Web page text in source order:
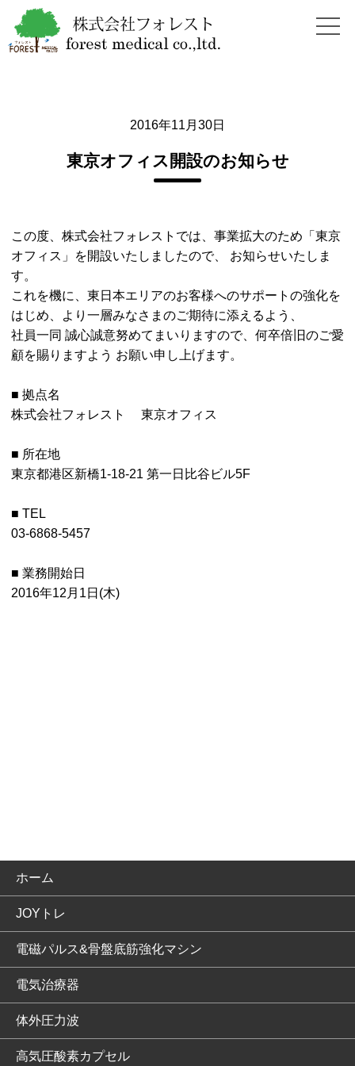
2016年11月30日
東京オフィス開設のお知らせ
この度、株式会社フォレストでは、事業拡大のため「東京
オフィス」を開設いたしましたので、 お知らせいたしま
す。
これを機に、東日本エリアのお客様へのサポートの強化を
はじめ、より一層みなさまのご期待に添えるよう、
社員一同 誠心誠意努めてまいりますので、何卒倍旧のご愛
顧を賜りますよう お願い申し上げます。
■ 拠点名
株式会社フォレスト 東京オフィス
■ 所在地
東京都港区新橋1-18-21 第一日比谷ビル5F
■ TEL
03-6868-5457
■ 業務開始日
2016年12月1日(木)
ホーム
JOYトレ
電磁パルス&骨盤底筋強化マシン
電気治療器
体外圧力波
高気圧酸素カプセル